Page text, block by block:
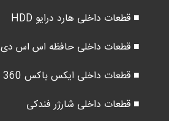
■ قطعات داخلی هارد درایو HDD
■ قطعات داخلی حافظه اس اس دی
■ قطعات داخلی ایکس باکس 360
■ قطعات داخلی شارژر فندکی